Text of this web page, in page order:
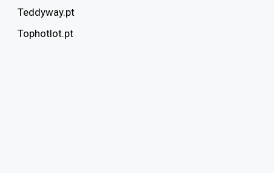
Teddyway.pt
Tophotlot.pt